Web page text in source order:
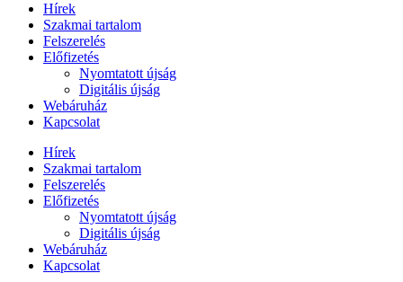
Hírek
Szakmai tartalom
Felszerelés
Előfizetés
Nyomtatott újság
Digitális újság
Webáruház
Kapcsolat
Hírek
Szakmai tartalom
Felszerelés
Előfizetés
Nyomtatott újság
Digitális újság
Webáruház
Kapcsolat